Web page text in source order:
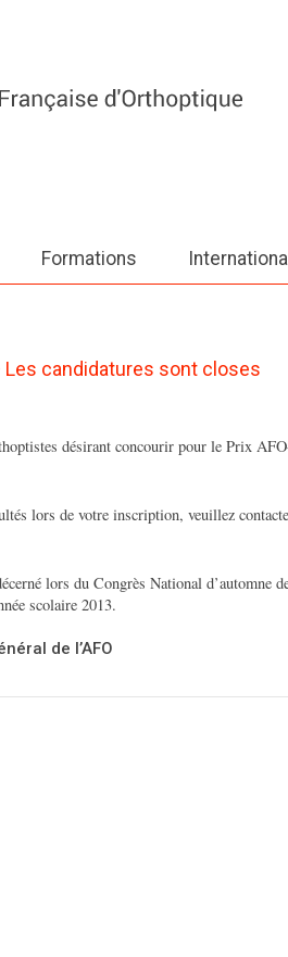
Formations International
Les candidatures sont closes
désirant concourir pour le Prix
lors de votre inscription, veuillez
lors du Congrès National d’automne
scolaire 2013.
de l’AFO